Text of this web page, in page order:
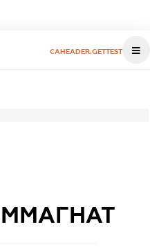
CAHEADER.GETTEST